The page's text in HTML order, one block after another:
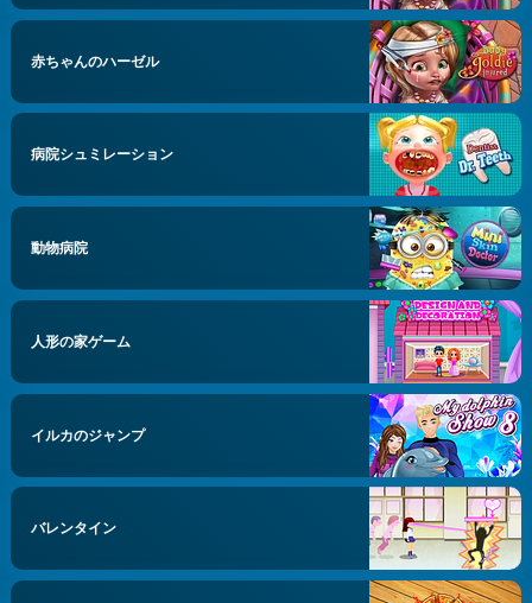
赤ちゃんのハーゼル
病院シュミレーション
動物病院
人形の家ゲーム
イルカのジャンプ
バレンタイン